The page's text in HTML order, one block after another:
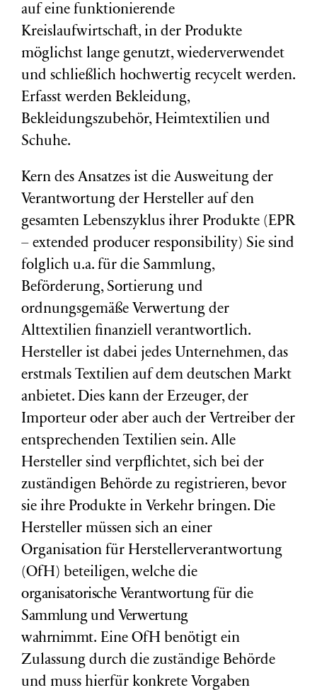
auf eine funktionierende
Kreislaufwirtschaft, in der Produkte
möglichst lange genutzt, wiederverwendet
und schließlich hochwertig recycelt werden.
Erfasst werden Bekleidung,
Bekleidungszubehör, Heimtextilien und
Schuhe.
Kern des Ansatzes ist die Ausweitung der
Verantwortung der Hersteller auf den
gesamten Lebenszyklus ihrer Produkte (EPR
– extended producer responsibility) Sie sind
folglich u.a. für die Sammlung,
Beförderung, Sortierung und
ordnungsgemäße Verwertung der
Alttextilien finanziell verantwortlich.
Hersteller ist dabei jedes Unternehmen, das
erstmals Textilien auf dem deutschen Markt
anbietet. Dies kann der Erzeuger, der
Importeur oder aber auch der Vertreiber der
entsprechenden Textilien sein. Alle
Hersteller sind verpflichtet, sich bei der
zuständigen Behörde zu registrieren, bevor
sie ihre Produkte in Verkehr bringen. Die
Hersteller müssen sich an einer
Organisation für Herstellerverantwortung
(OfH) beteiligen, welche die
organisatorische Verantwortung für die
Sammlung und Verwertung
wahrnimmt. Eine OfH benötigt ein
Zulassung durch die zuständige Behörde
und muss hierfür konkrete Vorgaben